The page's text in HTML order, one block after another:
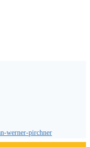
werner-pirchner